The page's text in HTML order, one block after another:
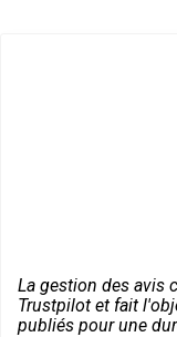
La gestion des avis
Trustpilot et fait
publiés pour une